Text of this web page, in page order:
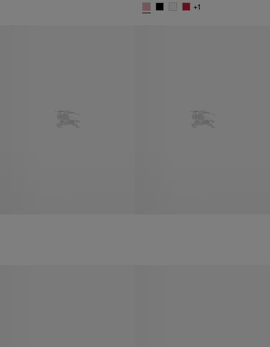
Vestido en algodón con detalles Check, 325,00 €
+1